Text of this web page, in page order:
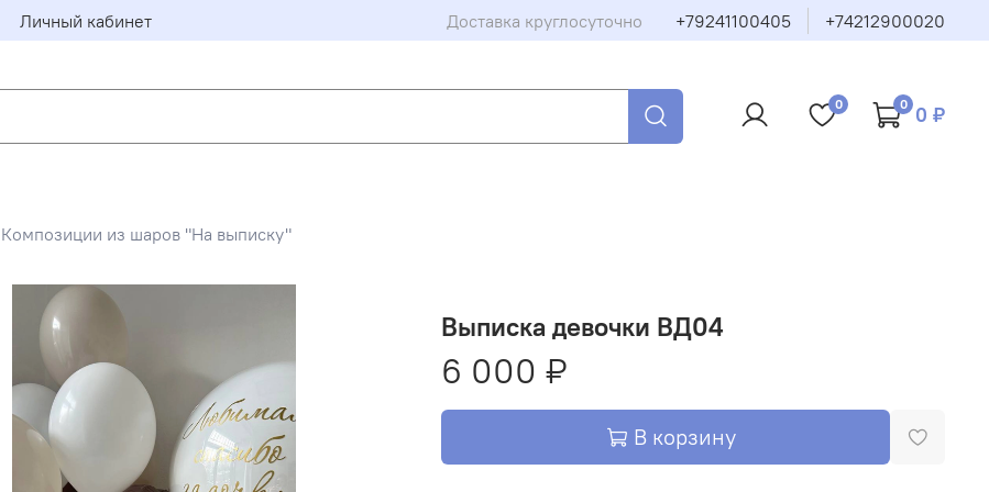
Личный кабинет Доставка круглосуточно +79241100405 +74212900020
0 0 0 ₽
Композиции из шаров "На выписку"
Выписка девочки ВД04
6 000 ₽
В корзину